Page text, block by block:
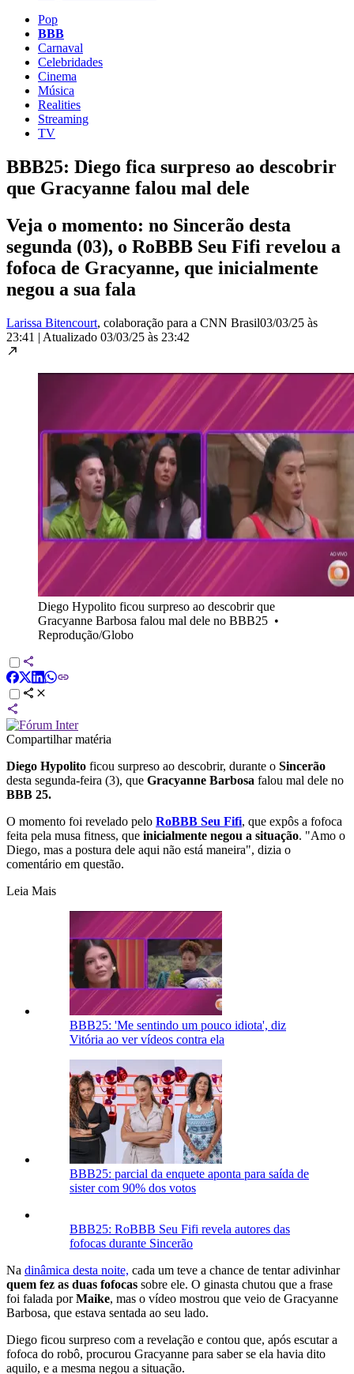
Pop
BBB
Carnaval
Celebridades
Cinema
Música
Realities
Streaming
TV
BBB25: Diego fica surpreso ao descobrir
que Gracyanne falou mal dele
Veja o momento: no Sincerão desta
segunda (03), o RoBBB Seu Fifi revelou a
fofoca de Gracyanne, que inicialmente
negou a sua fala
Larissa Bitencourt, colaboração para a CNN Brasil03/03/25 às
23:41 | Atualizado 03/03/25 às 23:42
Diego Hypolito ficou surpreso ao descobrir que
Gracyanne Barbosa falou mal dele no BBB25 •
Reprodução/Globo
Compartilhar matéria
Diego Hypolito ficou surpreso ao descobrir, durante o Sincerão
desta segunda-feira (3), que Gracyanne Barbosa falou mal dele no
BBB 25.
O momento foi revelado pelo RoBBB Seu Fifi, que expôs a fofoca
feita pela musa fitness, que inicialmente negou a situação. "Amo o
Diego, mas a postura dele aqui não está maneira", dizia o
comentário em questão.
Leia Mais
BBB25: 'Me sentindo um pouco idiota', diz
Vitória ao ver vídeos contra ela
BBB25: parcial da enquete aponta para saída de
sister com 90% dos votos
BBB25: RoBBB Seu Fifi revela autores das
fofocas durante Sincerão
Na dinâmica desta noite, cada um teve a chance de tentar adivinhar
quem fez as duas fofocas sobre ele. O ginasta chutou que a frase
foi falada porMaike, mas o vídeo mostrou que veio de Gracyanne
Barbosa, que estava sentada ao seu lado.
Diego ficou surpreso com a revelação e contou que, após escutar a
fofoca do robô, procurou Gracyanne para saber se ela havia dito
aquilo, e a mesma negou a situação.